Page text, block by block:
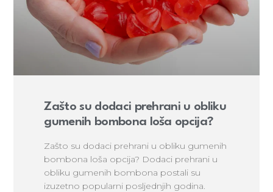
Zašto su dodaci prehrani u obliku
gumenih bombona loša opcija?
Zašto su dodaci prehrani u obliku gumenih
bombona loša opcija? Dodaci prehrani u
obliku gumenih bombona postali su
izuzetno popularni posljednjih godina.